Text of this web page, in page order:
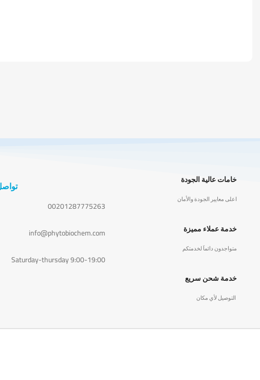
تواصل معنا
00201287775263
info@phytobiochem.com
Saturday-thursday 9:00-19:00
خامات عالية الجودة
اعلى معايير الجودة والأمان
خدمة عملاء مميزة
متواجدون دائماَ لخدمتكم
خدمة شحن سريع